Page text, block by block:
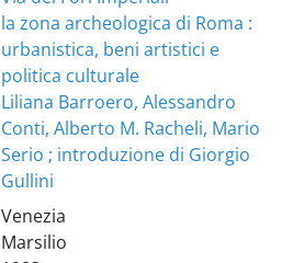
la zona archeologica di Roma :
urbanistica, beni artistici e
politica culturale
Liliana Barroero, Alessandro
Conti, Alberto M. Racheli, Mario
Serio ; introduzione di Giorgio
Gullini
Venezia
Marsilio